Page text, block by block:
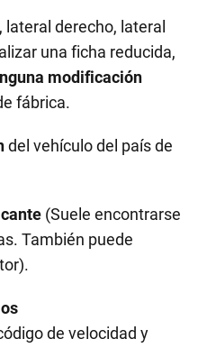
lateral derecho, lateral
una ficha reducida,
modificación
fábrica.
del vehículo del país de
(Suele encontrarse
También puede
de velocidad y